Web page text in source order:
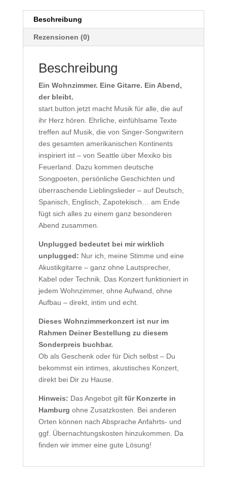
Beschreibung
Rezensionen (0)
Beschreibung
Ein Wohnzimmer. Eine Gitarre. Ein Abend,
der bleibt.
start.button.jetzt macht Musik für alle, die auf
ihr Herz hören. Ehrliche, einfühlsame Texte
treffen auf Musik, die von Singer-Songwritern
des gesamten amerikanischen Kontinents
inspiriert ist – von Seattle über Mexiko bis
Feuerland. Dazu kommen deutsche
Songpoeten, persönliche Geschichten und
überraschende Lieblingslieder – auf Deutsch,
Spanisch, Englisch, Zapotekisch… am Ende
fügt sich alles zu einem ganz besonderen
Abend zusammen.
Unplugged bedeutet bei mir wirklich
unplugged: Nur ich, meine Stimme und eine
Akustikgitarre – ganz ohne Lautsprecher,
Kabel oder Technik. Das Konzert funktioniert in
jedem Wohnzimmer, ohne Aufwand, ohne
Aufbau – direkt, intim und echt.
Dieses Wohnzimmerkonzert ist nur im
Rahmen Deiner Bestellung zu diesem
Sonderpreis buchbar.
Ob als Geschenk oder für Dich selbst – Du
bekommst ein intimes, akustisches Konzert,
direkt bei Dir zu Hause.
Hinweis: Das Angebot gilt für Konzerte in
Hamburg ohne Zusatzkosten. Bei anderen
Orten können nach Absprache Anfahrts- und
ggf. Übernachtungskosten hinzukommen. Da
finden wir immer eine gute Lösung!